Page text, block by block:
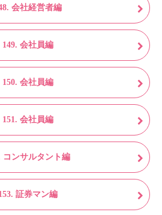
会社経営者編
149. 会社員編
150. 会社員編
151. 会社員編
コンサルタント編
証券マン編